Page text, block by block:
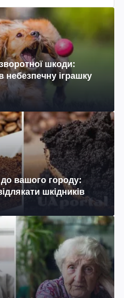
шкоди:
небезпечну іграшку
вашого городу:
шкідників